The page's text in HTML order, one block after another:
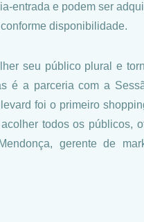
entrada e podem ser
disponibilidade.
seu público plural e
é a parceria com a
foi o primeiro
todos os públicos,
gerente de